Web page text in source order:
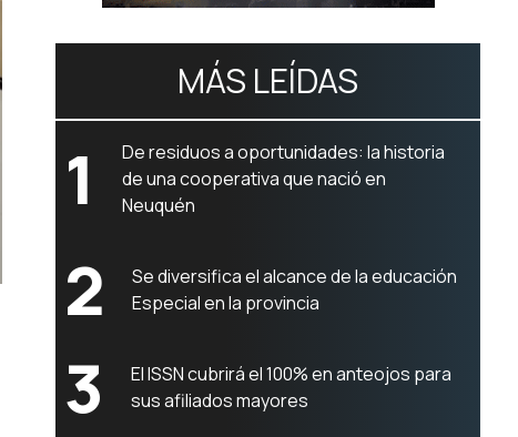
MÁS LEÍDAS
1
De residuos a oportunidades: la historia
de una cooperativa que nació en
Neuquén
2
Se diversifica el alcance de la educación
Especial en la provincia
3
El ISSN cubrirá el 100% en anteojos para
sus afiliados mayores